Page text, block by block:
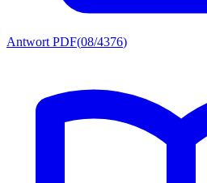
Antwort PDF(08/4376)